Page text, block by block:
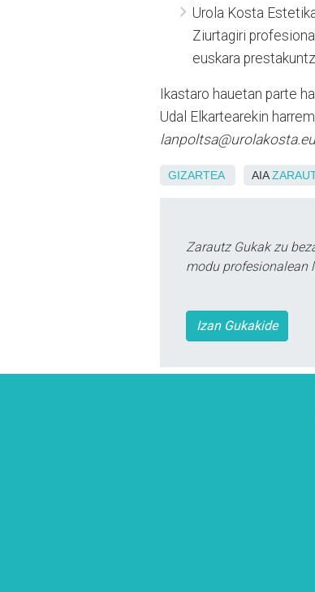
Urola Kosta
Ziurtagiri
euskara
Ikastaro hauetan parte
Udal Elkartearekin
GIZARTEA AIA
Zarautz Gukak zu
modu profesionalean
Izan Gukakide